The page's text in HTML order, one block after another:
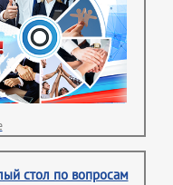
стол по вопросам